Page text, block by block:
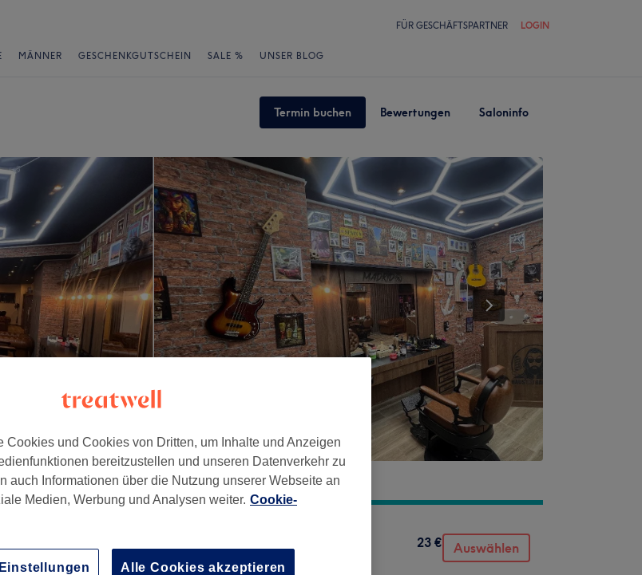
FÜR GESCHÄFTSPARTNER LOGIN
MÄNNER GESCHENKGUTSCHEIN SALE % UNSER BLOG
Termin buchen Bewertungen Saloninfo
Details anzeigen
23 € Auswählen
Cookies und Cookies von Dritten, um Inhalte und Anzeigen
bereitzustellen und unseren Datenverkehr zu
auch Informationen über die Nutzung unserer Webseite an
Medien, Werbung und Analysen weiter. Cookie-
Alle Cookies akzeptieren